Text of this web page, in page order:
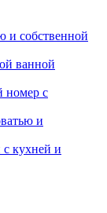
и собственной
ванной
номер с
и
кухней и